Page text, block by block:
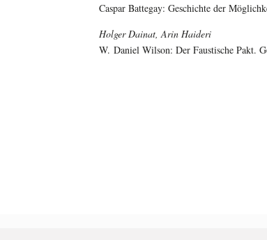
Caspar Battegay: Geschichte der
Holger Dainat, Arin Haideri
W. Daniel Wilson: Der Faustische Pakt.